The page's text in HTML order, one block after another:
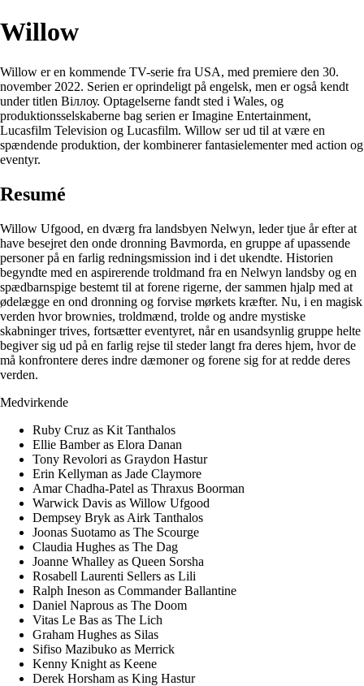
Willow
Willow er en kommende TV-serie fra USA, med premiere den 30.
november 2022. Serien er oprindeligt på engelsk, men er også kendt
under titlen Віллоу. Optagelserne fandt sted i Wales, og
produktionsselskaberne bag serien er Imagine Entertainment,
Lucasfilm Television og Lucasfilm. Willow ser ud til at være en
spændende produktion, der kombinerer fantasielementer med action og
eventyr.
Resumé
Willow Ufgood, en dværg fra landsbyen Nelwyn, leder tjue år efter at
have besejret den onde dronning Bavmorda, en gruppe af upassende
personer på en farlig redningsmission ind i det ukendte. Historien
begyndte med en aspirerende troldmand fra en Nelwyn landsby og en
spædbarnspige bestemt til at forene rigerne, der sammen hjalp med at
ødelægge en ond dronning og forvise mørkets kræfter. Nu, i en magisk
verden hvor brownies, troldmænd, trolde og andre mystiske
skabninger trives, fortsætter eventyret, når en usandsynlig gruppe helte
begiver sig ud på en farlig rejse til steder langt fra deres hjem, hvor de
må konfrontere deres indre dæmoner og forene sig for at redde deres
verden.
Medvirkende
Ruby Cruz as Kit Tanthalos
Ellie Bamber as Elora Danan
Tony Revolori as Graydon Hastur
Erin Kellyman as Jade Claymore
Amar Chadha-Patel as Thraxus Boorman
Warwick Davis as Willow Ufgood
Dempsey Bryk as Airk Tanthalos
Joonas Suotamo as The Scourge
Claudia Hughes as The Dag
Joanne Whalley as Queen Sorsha
Rosabell Laurenti Sellers as Lili
Ralph Ineson as Commander Ballantine
Daniel Naprous as The Doom
Vitas Le Bas as The Lich
Graham Hughes as Silas
Sifiso Mazibuko as Merrick
Kenny Knight as Keene
Derek Horsham as King Hastur